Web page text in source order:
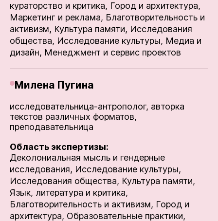
кураторство и критика, Город и архитектура,
Маркетинг и реклама, Благотворительность и
активизм, Культура памяти, Исследования
общества, Исследование культуры, Медиа и
дизайн, Менеджмент и сервис проектов
Милена Пугина
исследовательница-антрополог, авторка
текстов различных форматов,
преподавательница
Область экспертизы:
Деколониальная мысль и гендерные
исследования, Исследование культуры,
Исследования общества, Культура памяти,
Язык, литература и критика,
Благотворительность и активизм, Город и
архитектура, Образовательные практики,